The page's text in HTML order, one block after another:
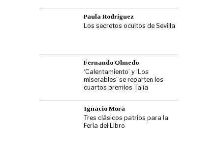
Paula Rodríguez
Los secretos ocultos de Sevilla
Fernando Olmedo
‘Calentamiento’ y ‘Los
miserables’ se reparten los
cuartos premios Talía
Ignacio Mora
Tres clásicos patrios para la
Feria del Libro